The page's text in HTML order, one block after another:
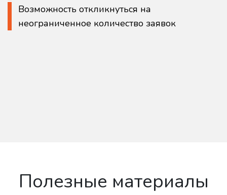
Возможность откликнуться на
неограниченное количество заявок
Полезные материалы